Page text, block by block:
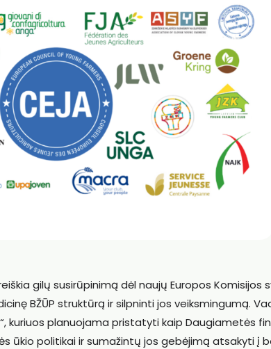
gilų susirūpinimą dėl naujų Europos
BŽŪP struktūrą ir silpninti jos veiksmingumą.
kuriuos planuojama pristatyti kaip Daugiametės
ūkio politikai ir sumažintų jos gebėjimą atsakyti į